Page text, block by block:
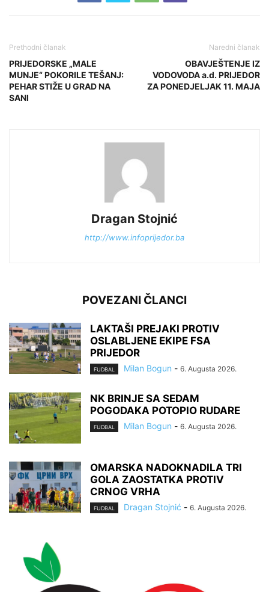
Prethodni članak
PRIJEDORSKE „MALE
MUNJE“ POKORILE TEŠANJ:
PEHAR STIŽE U GRAD NA
SANI
Naredni članak
OBAVJEŠTENJE IZ
VODOVODA a.d. PRIJEDOR
ZA PONEDJELJAK 11. MAJA
Dragan Stojnić
http://www.infoprijedor.ba
POVEZANI ČLANCI
LAKTAŠI PREJAKI PROTIV
OSLABLJENE EKIPE FSA
PRIJEDOR
FUDBAL Milan Bogun - 6. Augusta 2026.
NK BRINJE SA SEDAM
POGODAKA POTOPIO RUDARE
FUDBAL Milan Bogun - 6. Augusta 2026.
OMARSKA NADOKNADILA TRI
GOLA ZAOSTATKA PROTIV
CRNOG VRHA
FUDBAL Dragan Stojnić - 6. Augusta 2026.